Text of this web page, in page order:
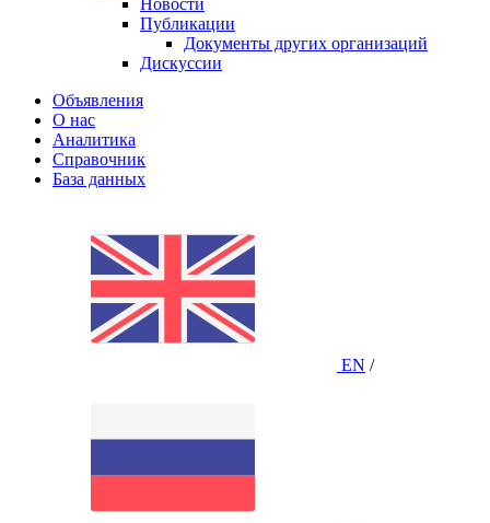
Новости
Публикации
Документы других организаций
Дискуссии
Объявления
О нас
Аналитика
Справочник
База данных
EN /